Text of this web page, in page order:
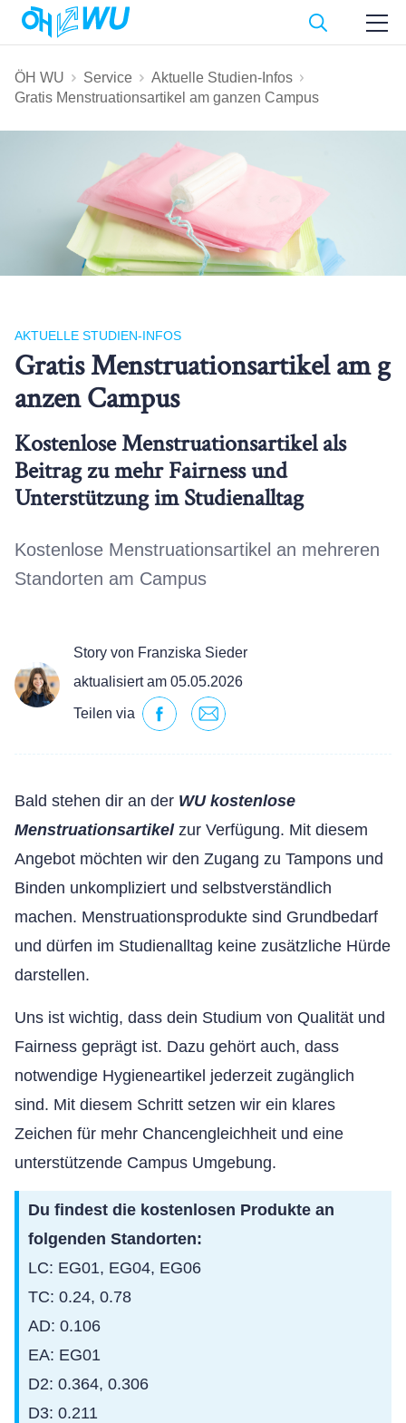
ÖH WU Service
Aktuelle Studien-Infos
Gratis Menstruationsartikel am ganzen Campus
AKTUELLE STUDIEN-INFOS
Gratis Menstruationsartikel am g
anzen Campus
Kostenlose Menstruationsartikel als
Beitrag zu mehr Fairness und
Unterstützung im Studienalltag
Kostenlose Menstruationsartikel an mehreren
Standorten am Campus
Story von Franziska Sieder
aktualisiert am 05.05.2026
Teilen via
Bald stehen dir an der WU kostenlose
Menstruationsartikel zur Verfügung. Mit diesem
Angebot möchten wir den Zugang zu Tampons und
Binden unkompliziert und selbstverständlich
machen. Menstruationsprodukte sind Grundbedarf
und dürfen im Studienalltag keine zusätzliche Hürde
darstellen.
Uns ist wichtig, dass dein Studium von Qualität und
Fairness geprägt ist. Dazu gehört auch, dass
notwendige Hygieneartikel jederzeit zugänglich
sind. Mit diesem Schritt setzen wir ein klares
Zeichen für mehr Chancengleichheit und eine
unterstützende Campus Umgebung.
Du findest die kostenlosen Produkte an
folgenden Standorten:
LC: EG01, EG04, EG06
TC: 0.24, 0.78
AD: 0.106
EA: EG01
D2: 0.364, 0.306
D3: 0.211